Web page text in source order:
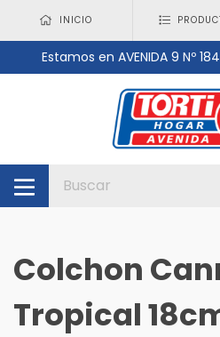
INICIO
Estamos en AVENIDA 9 Nº
Colchon
Tropical